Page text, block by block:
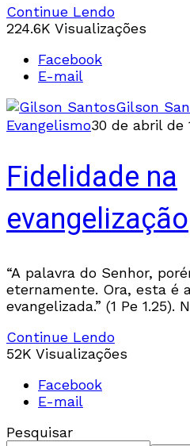
Continue Lendo
224.6K Visualizações
Facebook
E-mail
Gilson
Evangelismo30 de abril de
Fidelidade na
evangelização
“A palavra do Senhor,
eternamente. Ora, esta é
evangelizada.” (1 Pe
Continue Lendo
52K Visualizações
Facebook
E-mail
Pesquisar